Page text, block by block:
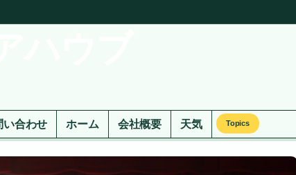
い合わせ ホーム 会社概要 天気 Topics